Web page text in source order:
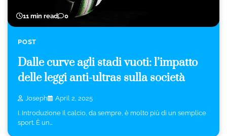
11 min read 0
POST
Dalle curve agli stadi vuoti: l’impatto
delle leggi anti-ultras sulla società
Joseph
April 2, 2025
I. Introduzione Il calcio, da sempre, è molto più di un semplice
sport. È un…